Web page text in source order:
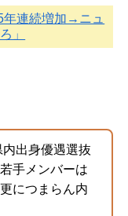
年連続増加→ニュ
」
出身優遇選抜
手メンバーは
につまらん内